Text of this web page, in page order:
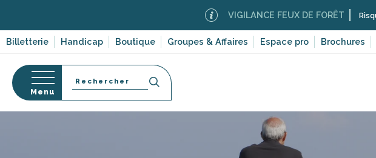
contenu
Billetterie Handicap Boutique Groupes & Affaires Espace pro Brochures
VIGILANCE FEUX DE FORÊT Risque modéré
Menu
Recherche